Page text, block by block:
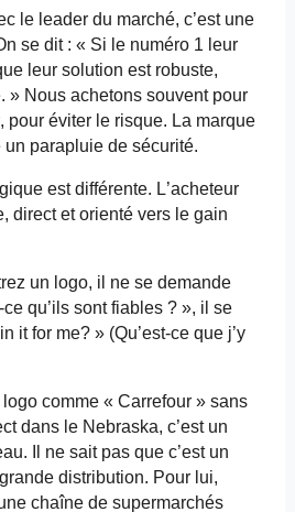
le leader du marché, c’est une
se dit : « Si le numéro 1 leur
leur solution est robuste,
» Nous achetons souvent pour
pour éviter le risque. La marque
parapluie de sécurité.
est différente. L’acheteur
direct et orienté vers le gain
un logo, il ne se demande
qu’ils sont fiables ? », il se
itfor me?» (Qu’est-ce que j’y
comme « Carrefour » sans
dans le Nebraska, c’est un
Il ne sait pas que c’est un
distribution. Pour lui,
chaîne de supermarchés